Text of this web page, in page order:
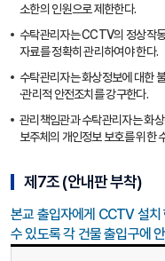
소한의 인원으로 제한한다.
수탁관리자는 CCTV의 정상작
자료를 정확히 관리하여야 한다.
수탁관리자는 화상정보에 대한
·관리적 안전조치를 강구한다.
관리책임관과 수탁관리자는 화
보주체의 개인정보 보호를 위한
제7조 (안내판 부착)
본교 출입자에게 CCTV 설치
수 있도록 각 건물 출입구에